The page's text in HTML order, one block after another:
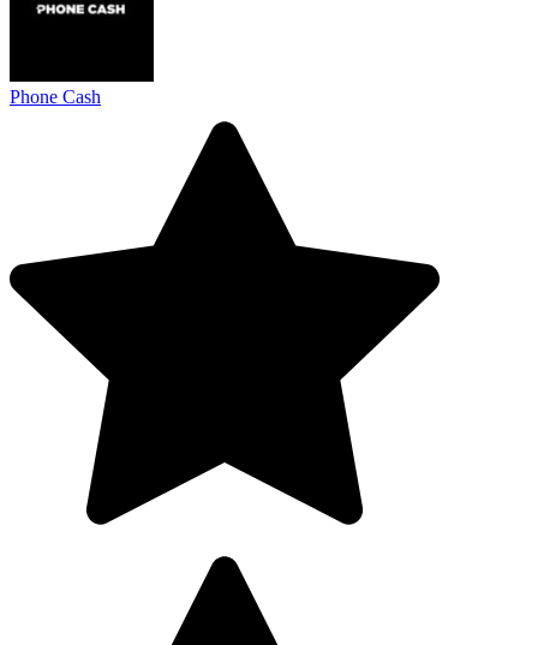
Phone Cash